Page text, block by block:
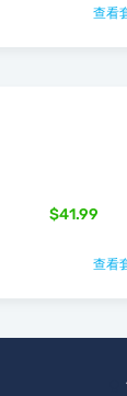
查看
$41.99
查看